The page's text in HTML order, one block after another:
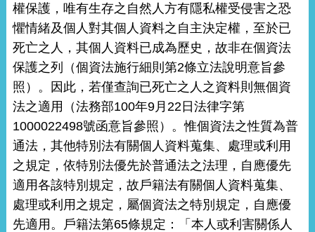
權保護，唯有生存之自然人方有隱私權受侵害之恐
懼情緒及個人對其個人資料之自主決定權，至於已
死亡之人，其個人資料已成為歷史，故非在個資法
保護之列（個資法施行細則第2條立法說明意旨參
照）。因此，若僅查詢已死亡之人之資料則無個資
法之適用（法務部100年9月22日法律字第
1000022498號函意旨參照）。惟個資法之性質為普
通法，其他特別法有關個人資料蒐集、處理或利用
之規定，依特別法優先於普通法之法理，自應優先
適用各該特別規定，故戶籍法有關個人資料蒐集、
處理或利用之規定，屬個資法之特別規定，自應優
先適用。戶籍法第65條規定：「本人或利害關係人